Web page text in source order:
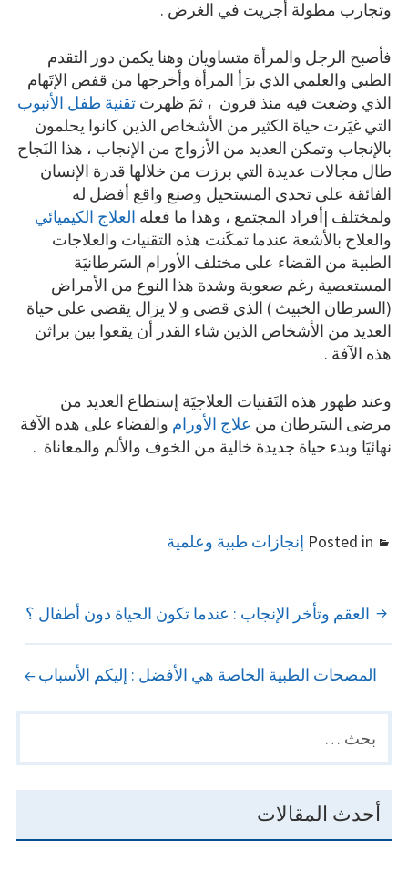
وتجارب مطولة أجريت في الغرض .
فأصبح الرجل والمرأة متساويان وهنا يكمن دور التقدم
الطبي والعلمي الذي برَأ المرأة وأخرجها من قفص الإتَهام
الذي وضعت فيه منذ قرون ، ثمَ ظهرت تقنية طفل الأنبوب
التي غيَرت حياة الكثير من الأشخاص الذين كانوا يحلمون
بالإنجاب وتمكن العديد من الأزواج من الإنجاب ، هذا النَجاح
طال مجالات عديدة التي برزت من خلالها قدرة الإنسان
الفائقة على تحدي المستحيل وصنع واقع أفضل له
ولمختلف |أفراد المجتمع ، وهذا ما فعله العلاج الكيميائي
والعلاج بالأشعة عندما تمكَنت هذه التقنيات والعلاجات
الطبية من القضاء على مختلف الأورام السَرطانيَة
المستعصية رغم صعوبة وشدة هذا النوع من الأمراض
(السرطان الخبيث ) الذي قضى و لا يزال يقضي على حياة
العديد من الأشخاص الذين شاء القدر أن يقعوا بين براثن
هذه الآفة .
وعند ظهور هذه التَقنيات العلاجيَة إستطاع العديد من
مرضى السَرطان من علاج الأورام والقضاء على هذه الآفة
نهائيَا وبدء حياة جديدة خالية من الخوف والألم والمعاناة .
Posted in إنجازات طبية وعلمية
POST
NAVIGATION
العقم وتأخر الإنجاب : عندما تكون الحياة دون أطفال ؟
المصحات الطبية الخاصة هي الأفضل : إليكم الأسباب
SIDEBAR
البحث
عن:
أحدث المقالات